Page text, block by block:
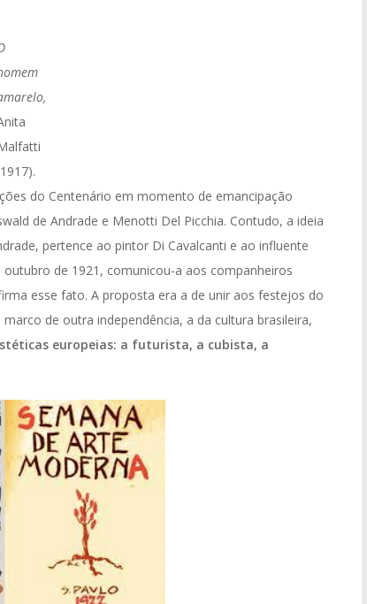
do Centenário em momento de emancipação
de Andrade e Menotti Del Picchia. Contudo, a ideia
pertence ao pintor Di Cavalcanti e ao influente
de 1921, comunicou-a aos companheiros
esse fato. A proposta era a de unir aos festejos do
de outra independência, a da cultura brasileira,
europeias: a futurista, a cubista, a